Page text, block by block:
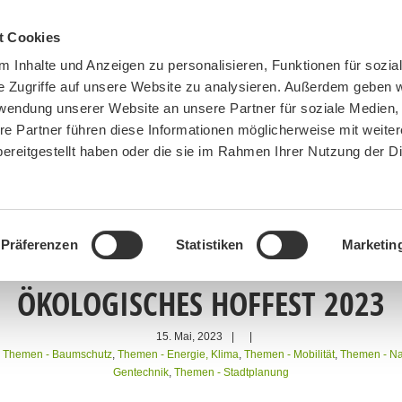
Cookies
Inhalte und Anzeigen zu personalisieren, Funktionen für
Zugriffe auf unsere Website zu analysieren. Außerdem geben
unserer Website an unsere Partner für soziale Medien,
Partner führen diese Informationen möglicherweise mit
haben oder die sie im Rahmen Ihrer Nutzung der
Präferenzen Statistiken
BN MÜNCHEN MITMACHEN SPENDEN
ÖKOLOGISCHES HOFFEST 2023
15. Mai, 2023
Themen - Baumschutz, Themen - Energie, Klima, Themen - Mobilität, Themen -
Gentechnik, Themen - Stadtplanung